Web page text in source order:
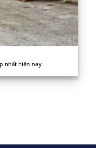
nhất hiện nay